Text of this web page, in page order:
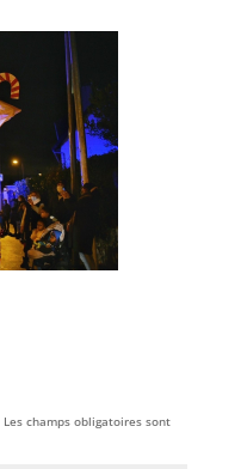
Les champs obligatoires sont